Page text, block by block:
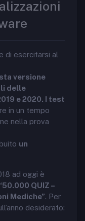
di esercitarsi al
versione
delle
e 2020. I test
in un tempo
nella prova
un
ad oggi è
QUIZ –
Mediche”. Per
desiderato: